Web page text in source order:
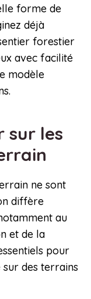
forme de
déjà
forestier
avec facilité
modèle
sur les
ne sont
diffère
au
et de la
pour
des terrains